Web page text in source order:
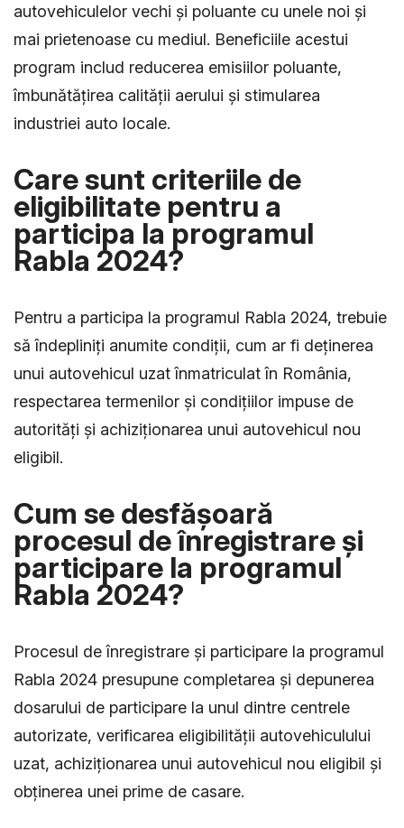
autovehiculelor vechi și poluante cu unele noi și
mai prietenoase cu mediul. Beneficiile acestui
program includ reducerea emisiilor poluante,
îmbunătățirea calității aerului și stimularea
industriei auto locale.
Care sunt criteriile de
eligibilitate pentru a
participa la programul
Rabla 2024?
Pentru a participa la programul Rabla 2024, trebuie
să îndepliniți anumite condiții, cum ar fi deținerea
unui autovehicul uzat înmatriculat în România,
respectarea termenilor și condițiilor impuse de
autorități și achiziționarea unui autovehicul nou
eligibil.
Cum se desfășoară
procesul de înregistrare și
participare la programul
Rabla 2024?
Procesul de înregistrare și participare la programul
Rabla 2024 presupune completarea și depunerea
dosarului de participare la unul dintre centrele
autorizate, verificarea eligibilității autovehiculului
uzat, achiziționarea unui autovehicul nou eligibil și
obținerea unei prime de casare.